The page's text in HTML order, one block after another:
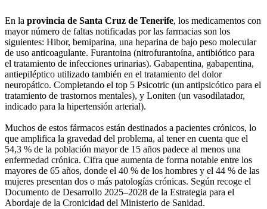
En la provincia de Santa Cruz de Tenerife, los medicamentos con
mayor número de faltas notificadas por las farmacias son los
siguientes: Hibor, bemiparina, una heparina de bajo peso molecular
de uso anticoagulante. Furantoina (nitrofurantoína, antibiótico para
el tratamiento de infecciones urinarias). Gabapentina, gabapentina,
antiepiléptico utilizado también en el tratamiento del dolor
neuropático. Completando el top 5 Psicotric (un antipsicótico para el
tratamiento de trastornos mentales), y Loniten (un vasodilatador,
indicado para la hipertensión arterial).
Muchos de estos fármacos están destinados a pacientes crónicos, lo
que amplifica la gravedad del problema, al tener en cuenta que el
54,3 % de la población mayor de 15 años padece al menos una
enfermedad crónica. Cifra que aumenta de forma notable entre los
mayores de 65 años, donde el 40 % de los hombres y el 44 % de las
mujeres presentan dos o más patologías crónicas. Según recoge el
Documento de Desarrollo 2025–2028 de la Estrategia para el
Abordaje de la Cronicidad del Ministerio de Sanidad.